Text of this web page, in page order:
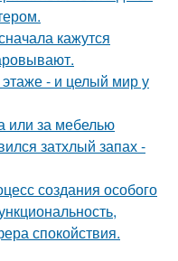
кажутся
- и целый мир у
или за мебелью
затхлый запах -
создания особого
спокойствия.